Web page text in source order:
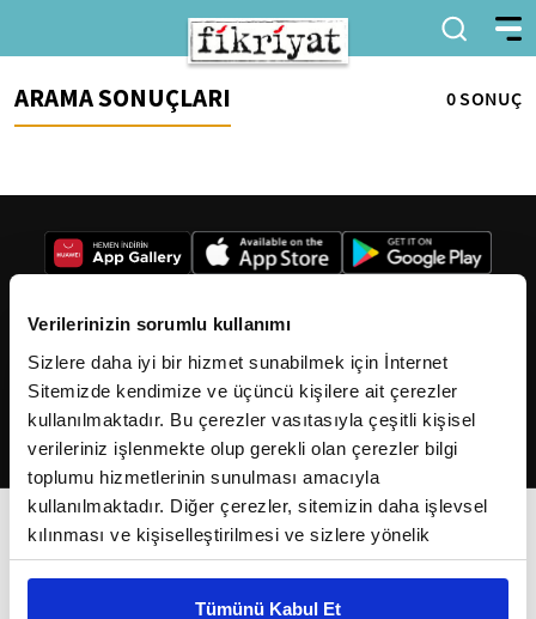
Verilerinizin sorumlu kullanımı
Sizlere daha iyi bir hizmet sunabilmek için İnternet
Sitemizde kendimize ve üçüncü kişilere ait çerezler
kullanılmaktadır. Bu çerezler vasıtasıyla çeşitli kişisel
verileriniz işlenmekte olup gerekli olan çerezler bilgi
toplumu hizmetlerinin sunulması amacıyla
kullanılmaktadır. Diğer çerezler, sitemizin daha işlevsel
kılınması ve kişiselleştirilmesi ve sizlere yönelik
reklam/pazarlama faaliyetlerinin yapılması, amaçlarıyla
Tümünü Kabul Et
ARAMA SONUÇLARI 0 SONUÇ
2026Fikriyat. Tüm hakları saklıdır.